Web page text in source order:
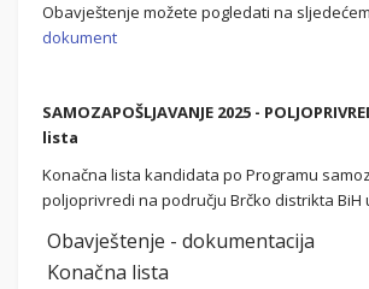
Obavještenje možete pogledati na
dokument
SAMOZAPOŠLJAVANJE 2025 -
lista
Konačna lista kandidata po Programu
poljoprivredi na području Brčko distrikta BiH
Obavještenje - dokumentacija
Konačna lista